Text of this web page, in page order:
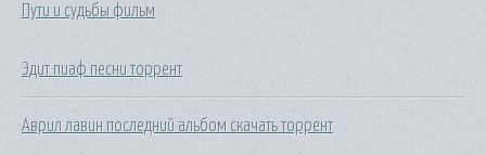
Пути и судьбы фильм
Эдит пиаф песни торрент
Аврил лавин последний альбом скачать торрент